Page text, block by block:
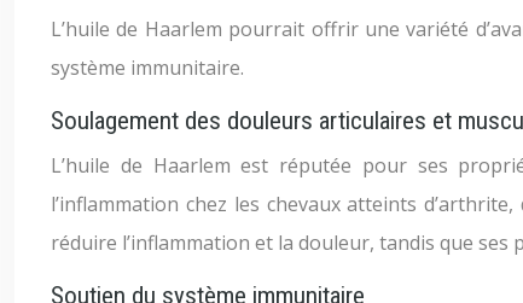
L’huile de Haarlem pourrait offrir une variété
système immunitaire.
Soulagement des douleurs articulaires et
L’huile de Haarlem est réputée pour ses
l’inflammation chez les chevaux atteints
réduire l’inflammation et la douleur, tandis que
Soutien du système immunitaire